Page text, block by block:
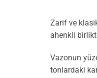
Zarif ve
ahenkli
Vazonun
tonlardaki